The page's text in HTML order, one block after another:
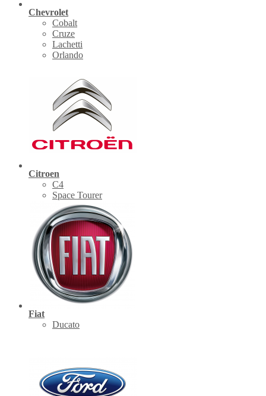
Chevrolet
Cobalt
Cruze
Lachetti
Orlando
Citroen
C4
Space Tourer
Fiat
Ducato